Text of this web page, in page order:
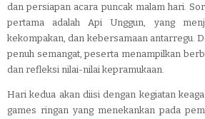
dan persiapan acara puncak malam hari.
pertama adalah Api Unggun, yang
kekompakan, dan kebersamaan antarregu.
penuh semangat, peserta menampilkan
dan refleksi nilai-nilai kepramukaan.
Hari kedua akan diisi dengan kegiatan
games ringan yang menekankan pada